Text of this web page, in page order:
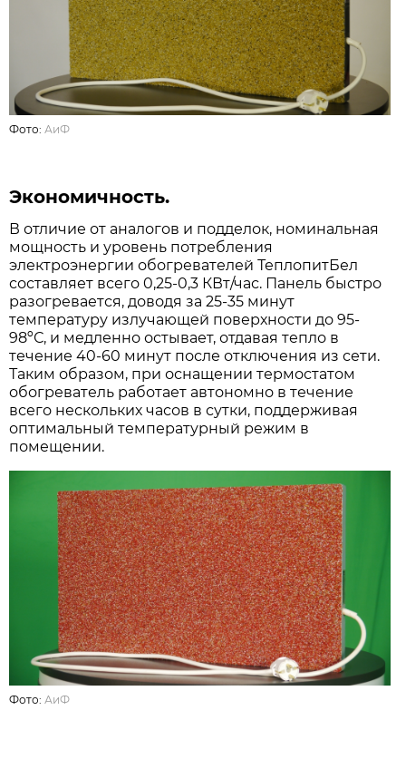
Фото: АиФ
Экономичность.
В отличие от аналогов и подделок, номинальная
мощность и уровень потребления
электроэнергии обогревателей ТеплопитБел
составляет всего 0,25-0,3 КВт/час. Панель быстро
разогревается, доводя за 25-35 минут
температуру излучающей поверхности до 95-
98ºС, и медленно остывает, отдавая тепло в
течение 40-60 минут после отключения из сети.
Таким образом, при оснащении термостатом
обогреватель работает автономно в течение
всего нескольких часов в сутки, поддерживая
оптимальный температурный режим в
помещении.
Фото: АиФ